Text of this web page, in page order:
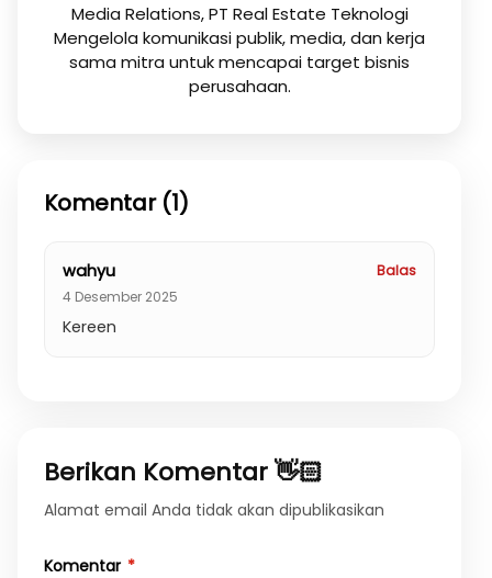
Media Relations, PT Real Estate Teknologi
Mengelola komunikasi publik, media, dan kerja
sama mitra untuk mencapai target bisnis
perusahaan.
Komentar (1)
wahyu
Balas
4 Desember 2025
Kereen
Berikan Komentar 👋🏻
Alamat email Anda tidak akan dipublikasikan
Komentar *